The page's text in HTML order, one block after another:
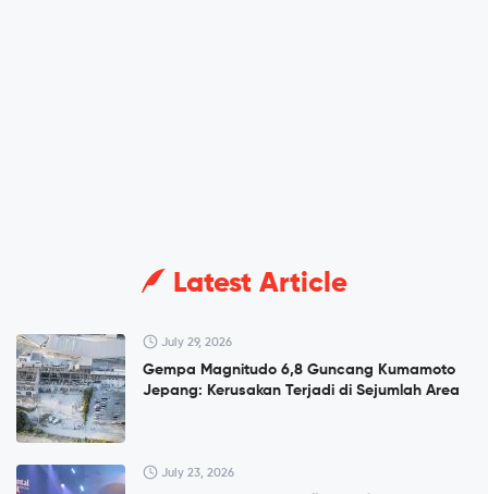
Latest Article
July 29, 2026
Gempa Magnitudo 6,8 Guncang Kumamoto
Jepang: Kerusakan Terjadi di Sejumlah Area
July 23, 2026